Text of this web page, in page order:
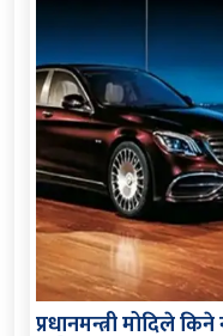
प्रधानमन्त्री मोदिले